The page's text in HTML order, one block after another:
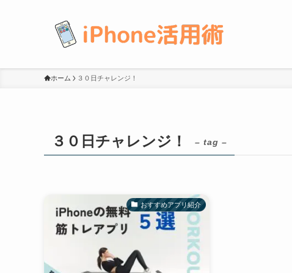
ホーム ３０日チャレンジ！
３０日チャレンジ！ – tag –
おすすめアプリ紹介